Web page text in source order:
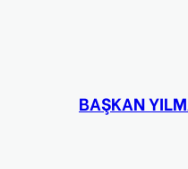
BAŞKAN